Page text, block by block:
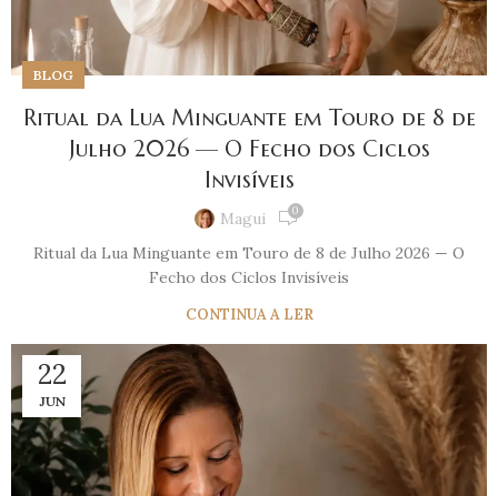
BLOG
Ritual da Lua Minguante em Touro de 8 de
Julho 2026 — O Fecho dos Ciclos
Invisíveis
Magui 0
Ritual da Lua Minguante em Touro de 8 de Julho 2026 — O
Fecho dos Ciclos Invisíveis
CONTINUA A LER
22
JUN